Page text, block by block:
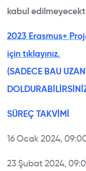
kabul
2023 Erasmus+
için tıklayınız.
(SADECE BAU
SÜREÇ TAKVİMİ
16 Ocak 2024,
23 Şubat 2024,